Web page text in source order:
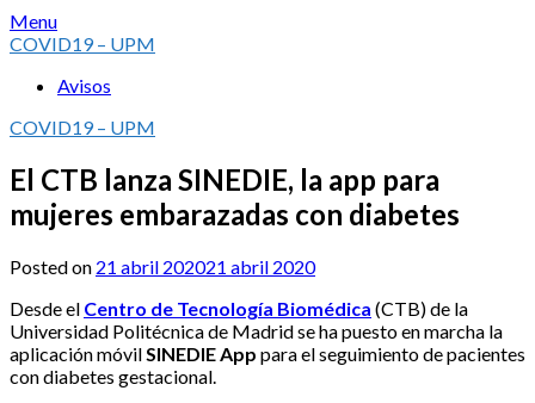
Skip
to
Menu
COVID19 – UPM
Avisos
COVID19 – UPM
El CTB lanza SINEDIE, la app para
mujeres embarazadas con diabetes
Posted on 21 abril 202021 abril 2020
Desde el Centro de Tecnología Biomédica (CTB) de la
Universidad Politécnica de Madrid se ha puesto en marcha la
aplicación móvilSINEDIEApp para el seguimiento de pacientes
con diabetes gestacional.